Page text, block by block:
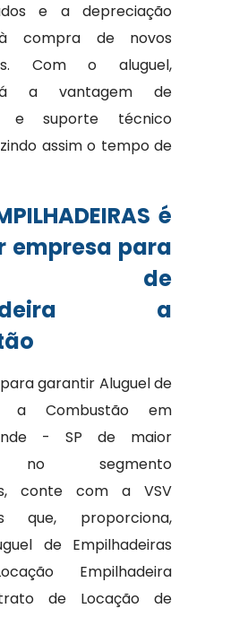
e a depreciação
à compra de novos
Com o aluguel,
a vantagem de
e suporte técnico
assim o tempo de
é
empresa para
de
a
garantir Aluguel de
a Combustão em
- SP de maior
no segmento
conte com a VSV
que, proporciona,
de Empilhadeiras
Empilhadeira
de Locação de